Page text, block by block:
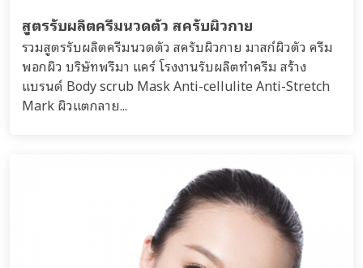
สูตรรับผลิตครีมนวดตัว สครับผิวกาย
รวมสูตรรับผลิตครีมนวดตัว สครับผิวกาย มาสก์ผิวตัว ครีม
พอกผิว บริษัทพรีมา แคร์ โรงงานรับผลิตทำครีม สร้าง
แบรนด์ Body scrub Mask Anti-cellulite Anti-Stretch
Mark ผิวแตกลาย...